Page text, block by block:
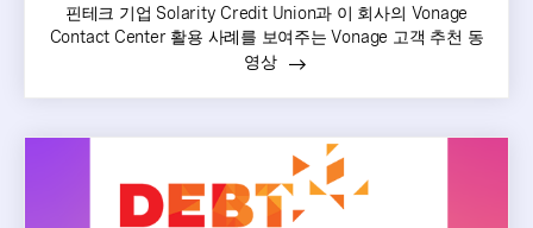
핀테크 기업 Solarity Credit Union과 이 회사의 Vonage
Contact Center 활용 사례를 보여주는 Vonage 고객 추천 동
영상